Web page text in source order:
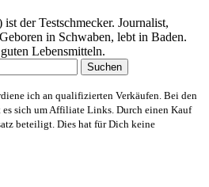
ist der Testschmecker. Journalist,
in Schwaben, lebt in Baden.
Lebensmitteln.
ich an qualifizierten Verkäufen. Bei den
sich um Affiliate Links. Durch einen Kauf
beteiligt. Dies hat für Dich keine